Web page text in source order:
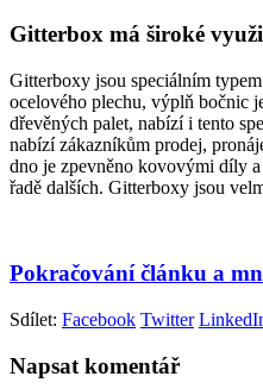
Gitterbox má široké
Gitterboxy jsou speciálním
ocelového plechu, výplň bočnic
dřevěných palet, nabízí i tento
nabízí zákazníkům prodej,
dno je zpevněno kovovými díly
řadě dalších. Gitterboxy jsou
Pokračování článku a
Sdílet: Facebook Twitter
Napsat komentář